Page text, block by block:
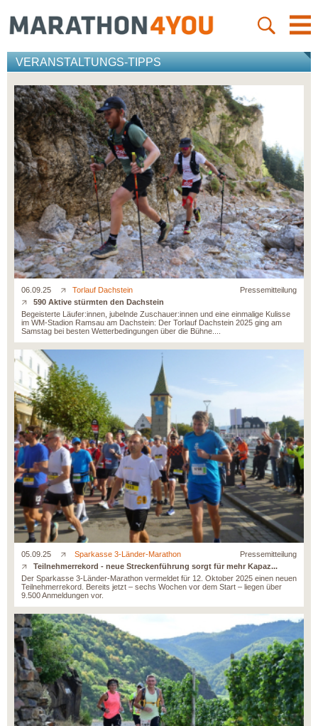
VERANSTALTUNGS-TIPPS
06.09.25 Torlauf Dachstein
Pressemitteilung
590 Aktive stürmten den Dachstein
Begeisterte Läufer:innen, jubelnde Zuschauer:innen und eine einmalige Kulisse
im WM-Stadion Ramsau am Dachstein: Der Torlauf Dachstein 2025 ging am
Samstag bei besten Wetterbedingungen über die Bühne....
05.09.25 Sparkasse 3-Länder-Marathon
Pressemitteilung
Teilnehmerrekord - neue Streckenführung sorgt für mehr Kapaz...
Der Sparkasse 3-Länder-Marathon vermeldet für 12. Oktober 2025 einen neuen
Teilnehmerrekord. Bereits jetzt – sechs Wochen vor dem Start – liegen über
9.500 Anmeldungen vor.